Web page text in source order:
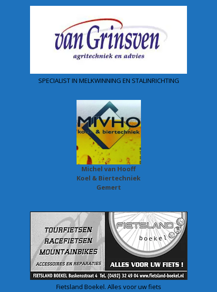
SPECIALIST IN MELKWINNING EN STALINRICHTING
Michel van Hooff
Koel & Biertechniek
Gemert
Fietsland Boekel. Alles voor uw fiets